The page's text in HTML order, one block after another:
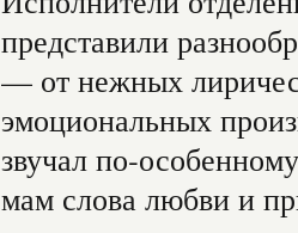
представили
— от нежных
эмоциональных
звучал
мам слова любви и